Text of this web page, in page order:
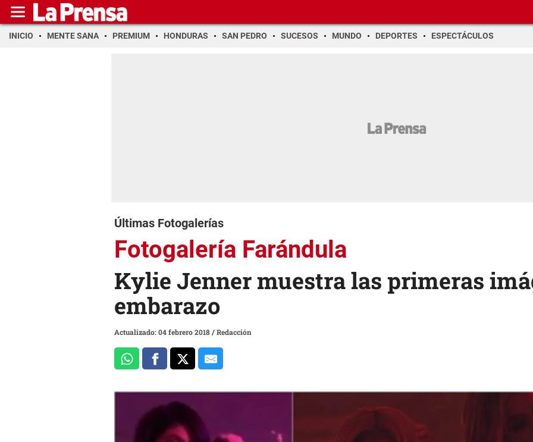
INICIO MENTE SANA PREMIUM HONDURAS SAN PEDRO SUCESOS MUNDO DEPORTES ESPECTÁCULOS
Últimas Fotogalerías
Fotogalería Farándula
Kylie Jenner muestra las primeras
embarazo
Actualizado: 04 febrero 2018/Redacción